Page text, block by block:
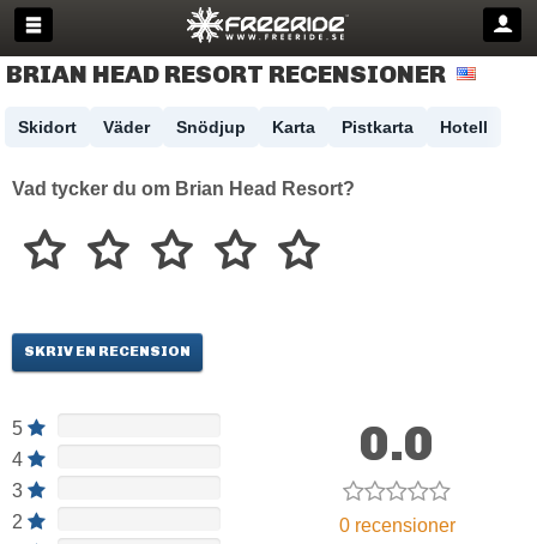
BRIAN HEAD RESORT RECENSIONER
Skidort Väder Snödjup Karta Pistkarta Hotell
Vad tycker du om Brian Head Resort?
SKRIV EN RECENSION
5
4
3
2
0.0
0 recensioner